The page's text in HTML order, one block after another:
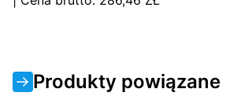
Produkty powiązane